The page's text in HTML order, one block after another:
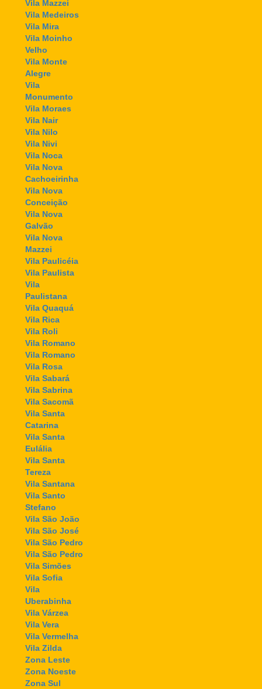
Vila Mazzei
Vila Medeiros
Vila Mira
Vila Moinho
Velho
Vila Monte
Alegre
Vila
Monumento
Vila Moraes
Vila Nair
Vila Nilo
Vila Nivi
Vila Noca
Vila Nova
Cachoeirinha
Vila Nova
Conceição
Vila Nova
Galvão
Vila Nova
Mazzei
Vila Paulicéia
Vila Paulista
Vila
Paulistana
Vila Quaquá
Vila Rica
Vila Roli
Vila Romano
Vila Romano
Vila Rosa
Vila Sabará
Vila Sabrina
Vila Sacomã
Vila Santa
Catarina
Vila Santa
Eulália
Vila Santa
Tereza
Vila Santana
Vila Santo
Stefano
Vila São João
Vila São José
Vila São Pedro
Vila São Pedro
Vila Simões
Vila Sofia
Vila
Uberabinha
Vila Várzea
Vila Vera
Vila Vermelha
Vila Zilda
Zona Leste
Zona Noeste
Zona Sul